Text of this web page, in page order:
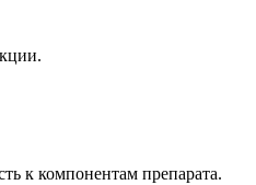
к компонентам препарата.